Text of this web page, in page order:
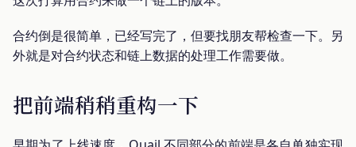
合约倒是很简单，已经写完了，但要找朋友帮检查一下。另
外就是对合约状态和链上数据的处理工作需要做。
把前端稍稍重构一下